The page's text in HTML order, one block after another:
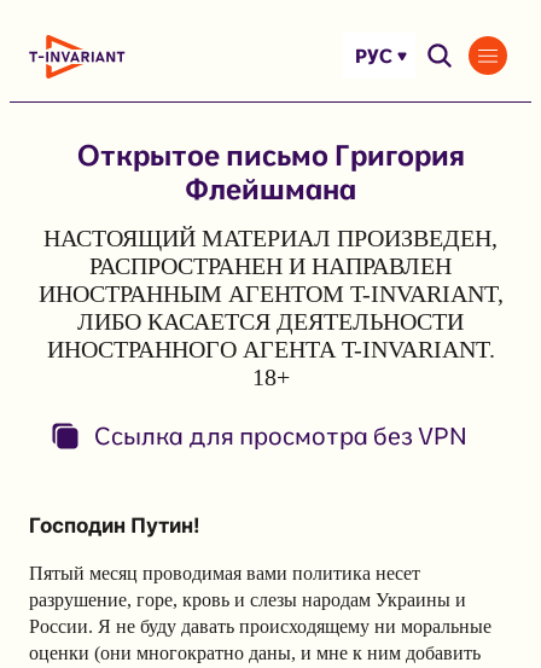
РУС
Открытое письмо Григория
Флейшмана
НАСТОЯЩИЙ МАТЕРИАЛ ПРОИЗВЕДЕН,
РАСПРОСТРАНЕН И НАПРАВЛЕН
ИНОСТРАННЫМ АГЕНТОМ T-INVARIANT,
ЛИБО КАСАЕТСЯ ДЕЯТЕЛЬНОСТИ
ИНОСТРАННОГО АГЕНТА T-INVARIANT.
18+
Ссылка для просмотра без VPN
Господин Путин!
Пятый месяц проводимая вами политика несет
разрушение, горе, кровь и слезы народам Украины и
России. Я не буду давать происходящему ни моральные
оценки (они многократно даны, и мне к ним добавить